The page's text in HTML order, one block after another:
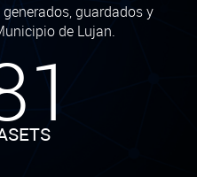
guardados y
de Lujan.